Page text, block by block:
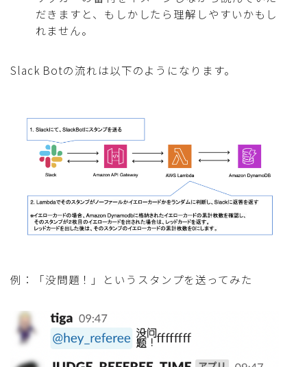
だきますと、もしかしたら理解しやすいかもし
れません。
Slack Botの流れは以下のようになります。
例：「没問題！」というスタンプを送ってみた